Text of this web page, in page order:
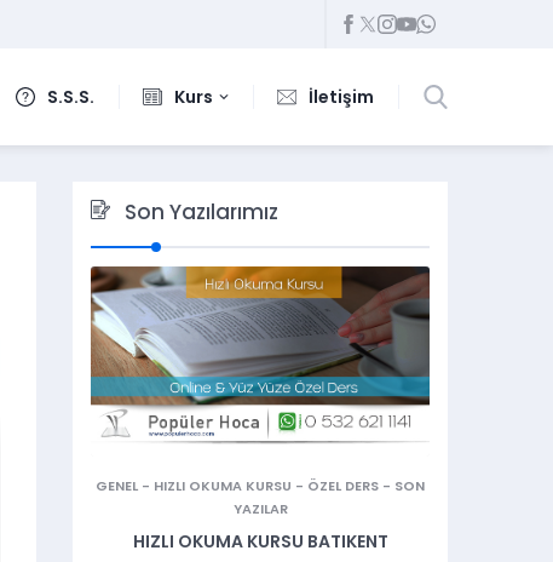
S.S.S. Kurs İletişim
Son Yazılarımız
GENEL - HIZLI OKUMA KURSU - ÖZEL DERS - SON
YAZILAR
HIZLI OKUMA KURSU BATIKENT